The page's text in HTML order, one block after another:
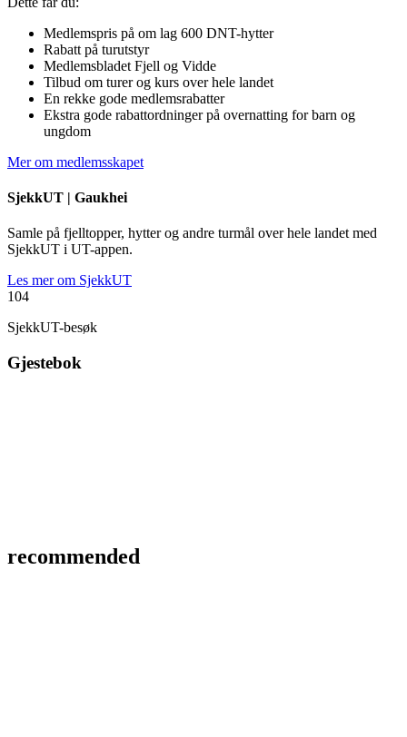
Medlemspris på om lag 600 DNT-hytter
Rabatt på turutstyr
Medlemsbladet Fjell og Vidde
Tilbud om turer og kurs over hele landet
En rekke gode medlemsrabatter
Ekstra gode rabattordninger på overnatting for barn og
ungdom
Mer om medlemsskapet
SjekkUT | Gaukhei
Samle på fjelltopper, hytter og andre turmål over hele landet med
SjekkUT i UT-appen.
Les mer om SjekkUT
104
SjekkUT-besøk
Gjestebok
recommended